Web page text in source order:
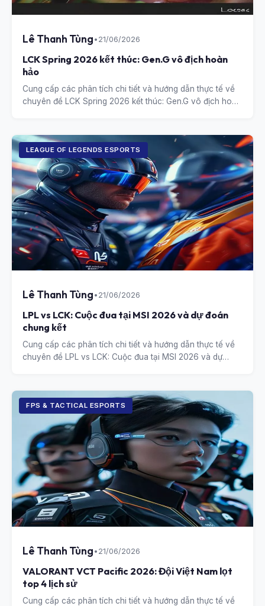
Lê Thanh Tùng • 21/06/2026
LCK Spring 2026 kết thúc: Gen.G vô địch hoàn
hảo
Cung cấp các phân tích chi tiết và hướng dẫn thực tế về
chuyên đề LCK Spring 2026 kết thúc: Gen.G vô địch hoàn
LEAGUE OF LEGENDS ESPORTS
Lê Thanh Tùng • 21/06/2026
LPL vs LCK: Cuộc đua tại MSI 2026 và dự đoán
chung kết
Cung cấp các phân tích chi tiết và hướng dẫn thực tế về
chuyên đề LPL vs LCK: Cuộc đua tại MSI 2026 và dự
FPS & TACTICAL ESPORTS
Lê Thanh Tùng • 21/06/2026
VALORANT VCT Pacific 2026: Đội Việt Nam lọt
top 4 lịch sử
Cung cấp các phân tích chi tiết và hướng dẫn thực tế về